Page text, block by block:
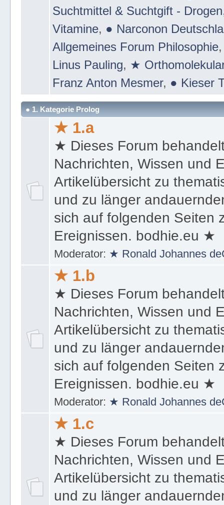
Suchtmittel & Suchtgift - Drogen
Vitamine, ● Narconon
Allgemeines Forum Philosophie
Linus Pauling, ★
Franz Anton Mesmer, ● Kieser
● 1. Kategorie Prolog
★ 1.a
★ Dieses Forum
Nachrichten, Wissen und
Artikelübersicht zu
und zu länger
sich auf folgenden Seiten
Ereignissen. bodhie.eu ★
Moderator: ★ Ronald Johannes
★ 1.b
★ Dieses Forum
Nachrichten, Wissen und
Artikelübersicht zu
und zu länger
sich auf folgenden Seiten
Ereignissen. bodhie.eu ★
Moderator: ★ Ronald Johannes
★ 1.c
★ Dieses Forum
Nachrichten, Wissen und
Artikelübersicht zu
und zu länger